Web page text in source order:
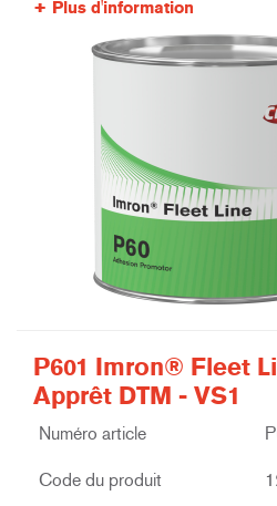
Plus d'information
P601 Imron® Fleet
Apprêt DTM - VS1
Numéro article
Code du produit